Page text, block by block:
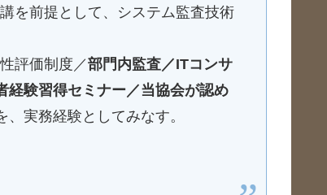
を前提として、システム監査技術
評価制度／部門内監査／ITコンサ
経験習得セミナー／当協会が認め
、実務経験としてみなす。